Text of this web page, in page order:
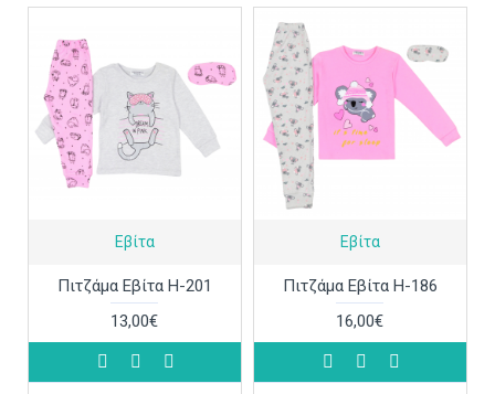
Εβίτα
Πιτζάμα Εβίτα Η-201
13,00€
Εβίτα
Πιτζάμα Εβίτα Η-186
16,00€